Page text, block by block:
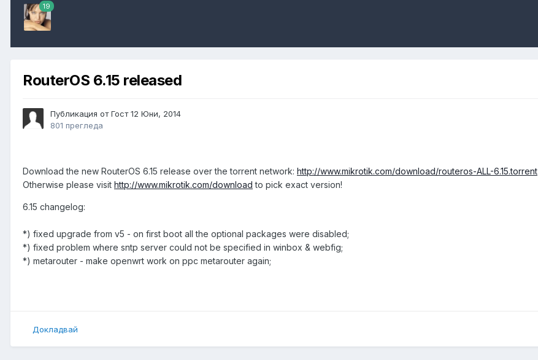
19
RouterOS 6.15 released
Публикация от Гост12 Юни, 2014
801 прегледа
Download the new RouterOS 6.15 release over the torrent network: http://www.mikrotik.com/download/routeros-ALL-6.15.torrent
Otherwise please visit http://www.mikrotik.com/download to pick exact version!
6.15 changelog:
*) fixed upgrade from v5 - on first boot all the optional packages were disabled;
*) fixed problem where sntp server could not be specified in winbox & webfig;
*) metarouter - make openwrt work on ppc metarouter again;
Докладвай